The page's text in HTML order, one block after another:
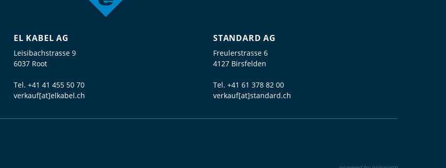
EL KABEL AG
Leisibachstrasse 9
6037 Root
Tel. +41 41 455 50 70
verkauf[at]elkabel.ch
STANDARD AG
Freulerstrasse 6
4127 Birsfelden
Tel. +41 61 378 82 00
verkauf[at]standard.ch